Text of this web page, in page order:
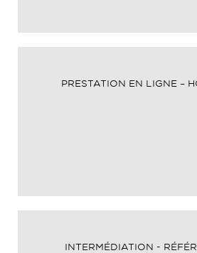
PRESTATION EN LIGNE –
INTERMÉDIATION -